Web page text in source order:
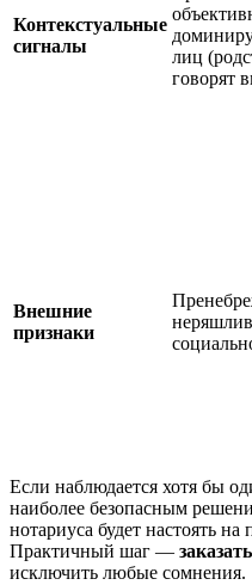
Контекстуальные
сигналы
лиц
говорят
Внешние
признаки
Если наблюдается хотя бы
наиболее безопасным
нотариуса будет настоять на
Практичный шаг —
исключить любые сомнения.